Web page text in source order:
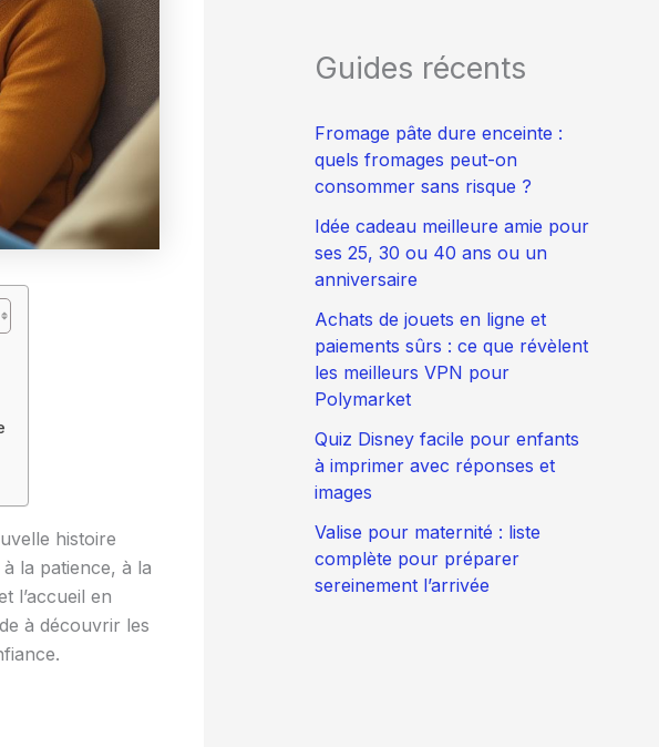
histoire
la patience, à la
l’accueil en
à découvrir les
Guides récents
Fromage pâte dure enceinte :
quels fromages peut-on
consommer sans risque ?
Idée cadeau meilleure amie pour
ses 25, 30 ou 40 ans ou un
anniversaire
Achats de jouets en ligne et
paiements sûrs : ce que révèlent
les meilleurs VPN pour
Polymarket
Quiz Disney facile pour enfants
à imprimer avec réponses et
images
Valise pour maternité : liste
complète pour préparer
sereinement l’arrivée